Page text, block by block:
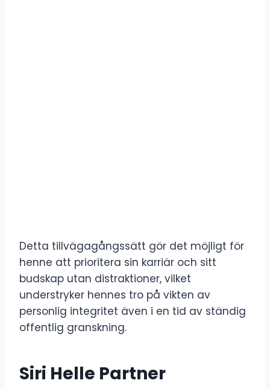
Detta tillvägagångssätt gör det möjligt för
henne att prioritera sin karriär och sitt
budskap utan distraktioner, vilket
understryker hennes tro på vikten av
personlig integritet även i en tid av ständig
offentlig granskning.
Siri Helle Partner